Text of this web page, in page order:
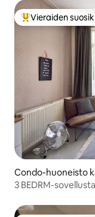
Vieraiden
Vieraiden
Condo-huoneisto
3 BEDRM-